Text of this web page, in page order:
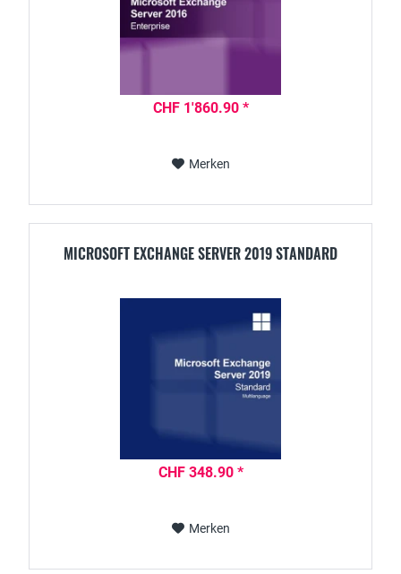
CHF 1'860.90 *
Merken
MICROSOFT EXCHANGE SERVER 2019 STANDARD
CHF 348.90 *
Merken